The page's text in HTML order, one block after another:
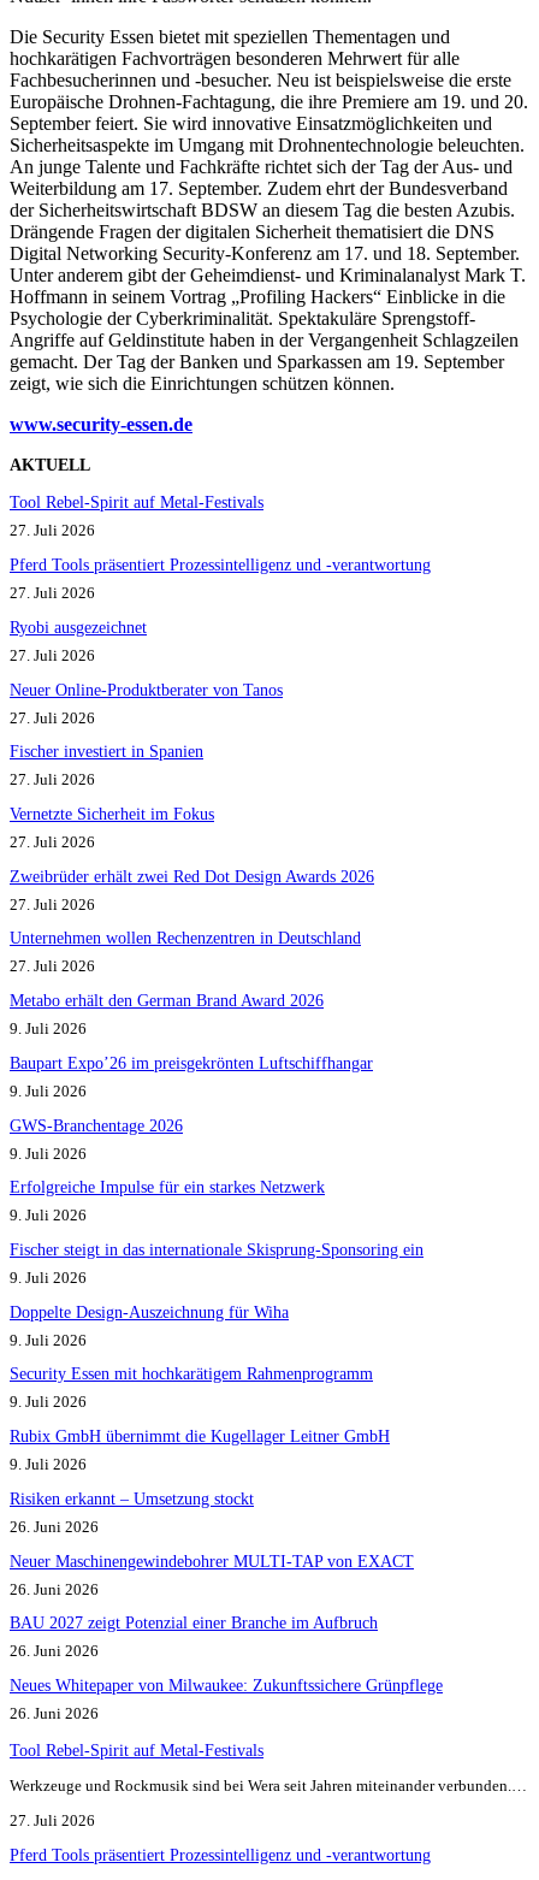
Die Security Essen bietet mit speziellen Thementagen und
hochkarätigen Fachvorträgen besonderen Mehrwert für alle
Fachbesucherinnen und -besucher. Neu ist beispielsweise die erste
Europäische Drohnen-Fachtagung, die ihre Premiere am 19. und 20.
September feiert. Sie wird innovative Einsatzmöglichkeiten und
Sicherheitsaspekte im Umgang mit Drohnentechnologie beleuchten.
An junge Talente und Fachkräfte richtet sich der Tag der Aus- und
Weiterbildung am 17. September. Zudem ehrt der Bundesverband
der Sicherheitswirtschaft BDSW an diesem Tag die besten Azubis.
Drängende Fragen der digitalen Sicherheit thematisiert die DNS
Digital Networking Security-Konferenz am 17. und 18. September.
Unter anderem gibt der Geheimdienst- und Kriminalanalyst Mark T.
Hoffmann in seinem Vortrag „Profiling Hackers“ Einblicke in die
Psychologie der Cyberkriminalität. Spektakuläre Sprengstoff-
Angriffe auf Geldinstitute haben in der Vergangenheit Schlagzeilen
gemacht. Der Tag der Banken und Sparkassen am 19. September
zeigt, wie sich die Einrichtungen schützen können.
www.security-essen.de
AKTUELL
Tool Rebel-Spirit auf Metal-Festivals
27. Juli 2026
Pferd Tools präsentiert Prozessintelligenz und -verantwortung
27. Juli 2026
Ryobi ausgezeichnet
27. Juli 2026
Neuer Online-Produktberater von Tanos
27. Juli 2026
Fischer investiert in Spanien
27. Juli 2026
Vernetzte Sicherheit im Fokus
27. Juli 2026
Zweibrüder erhält zwei Red Dot Design Awards 2026
27. Juli 2026
Unternehmen wollen Rechenzentren in Deutschland
27. Juli 2026
Metabo erhält den German Brand Award 2026
9. Juli 2026
Baupart Expo’26 im preisgekrönten Luftschiffhangar
9. Juli 2026
GWS-Branchentage 2026
9. Juli 2026
Erfolgreiche Impulse für ein starkes Netzwerk
9. Juli 2026
Fischer steigt in das internationale Skisprung-Sponsoring ein
9. Juli 2026
Doppelte Design-Auszeichnung für Wiha
9. Juli 2026
Security Essen mit hochkarätigem Rahmenprogramm
9. Juli 2026
Rubix GmbH übernimmt die Kugellager Leitner GmbH
9. Juli 2026
Risiken erkannt – Umsetzung stockt
26. Juni 2026
Neuer Maschinengewindebohrer MULTI-TAP von EXACT
26. Juni 2026
BAU 2027 zeigt Potenzial einer Branche im Aufbruch​
26. Juni 2026
Neues Whitepaper von Milwaukee: Zukunftssichere Grünpflege
26. Juni 2026
Tool Rebel-Spirit auf Metal-Festivals
Werkzeuge und Rockmusik sind bei Wera seit Jahren miteinander verbunden.…
27. Juli 2026
Pferd Tools präsentiert Prozessintelligenz und -verantwortung